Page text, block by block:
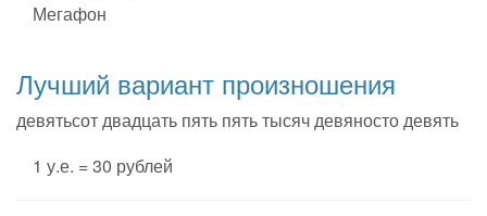
Мегафон
Лучший вариант произношения
девятьсот двадцать пять пять тысяч девяносто девять
1 у.е. = 30 рублей